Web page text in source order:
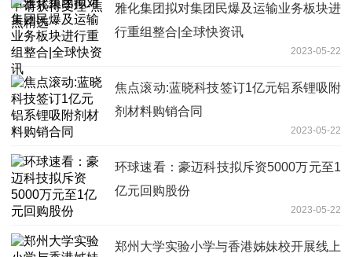
雅化集团拟对集团民爆及运输业务板块进
行重组整合|全球快资讯
2023-05-22
焦点滚动:蓝晓科技签订1亿元铝系锂吸附
剂材料购销合同
2023-05-22
环球速看：豪迈科技拟斥资5000万元至1
亿元回购股份
2023-05-22
郑州大学实验小学与香港姊妹校开展线上